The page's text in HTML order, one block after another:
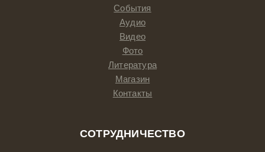
События
Аудио
Видео
Фото
Литература
Магазин
Контакты
СОТРУДНИЧЕСТВО